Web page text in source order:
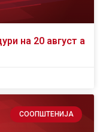
на 20 август а
СООПШТЕНИЈА